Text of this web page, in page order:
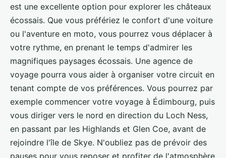
est une excellente option pour explorer les châteaux
écossais. Que vous préfériez le confort d'une voiture
ou l'aventure en moto, vous pourrez vous déplacer à
votre rythme, en prenant le temps d'admirer les
magnifiques paysages écossais. Une agence de
voyage pourra vous aider à organiser votre circuit en
tenant compte de vos préférences. Vous pourrez par
exemple commencer votre voyage à Édimbourg, puis
vous diriger vers le nord en direction du Loch Ness,
en passant par les Highlands et Glen Coe, avant de
rejoindre l'île de Skye. N'oubliez pas de prévoir des
pauses pour vous reposer et profiter de l'atmosphère